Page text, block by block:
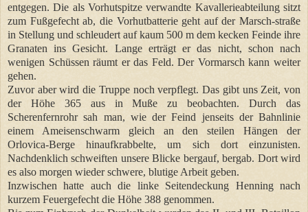
entgegen. Die als Vorhutspitze verwandte Kavallerieabteilung sitzt
zum Fußgefecht ab, die Vorhutbatterie geht auf der Marsch-straße
in Stellung und schleudert auf kaum 500 m dem kecken Feinde ihre
Granaten ins Gesicht. Lange erträgt er das nicht, schon nach
wenigen Schüssen räumt er das Feld. Der Vormarsch kann weiter
gehen.
Zuvor aber wird die Truppe noch verpflegt. Das gibt uns Zeit, von
der Höhe 365 aus in Muße zu beobachten. Durch das
Scherenfernrohr sah man, wie der Feind jenseits der Bahnlinie
einem Ameisenschwarm gleich an den steilen Hängen der
Orlovica-Berge hinaufkrabbelte, um sich dort einzunisten.
Nachdenklich schweiften unsere Blicke bergauf, bergab. Dort wird
es also morgen wieder schwere, blutige Arbeit geben.
Inzwischen hatte auch die linke Seitendeckung Henning nach
kurzem Feuergefecht die Höhe 388 genommen.